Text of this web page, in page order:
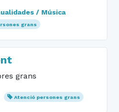
/ Música
grans
grans
Atenció persones grans